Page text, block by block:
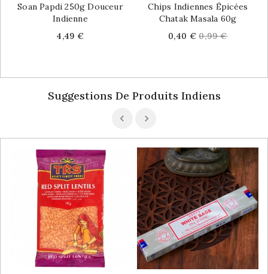
Soan Papdi 250g Douceur
Indienne
Price
4,49 €
Chips Indiennes Épicées
Chatak Masala 60g
Price
0,40 € Regular
0,99 €
Suggestions De Produits Indiens